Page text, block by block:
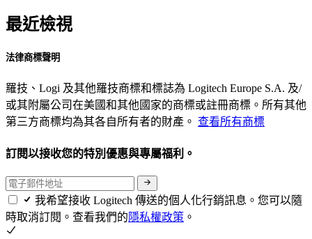
最近檢視
法律商標聲明
羅技、Logi 及其他羅技商標和標誌為 Logitech Europe S.A. 及/
或其附屬公司在美國和其他國家的商標或註冊商標。所有其他
第三方商標均為其各自所有者的財產。 查看所有商標
訂閱以接收您的特別優惠與專屬福利。
我希望接收 Logitech 傳送的個人化行銷訊息。您可以隨
時取消訂閱。查看我們的隱私權政策 。